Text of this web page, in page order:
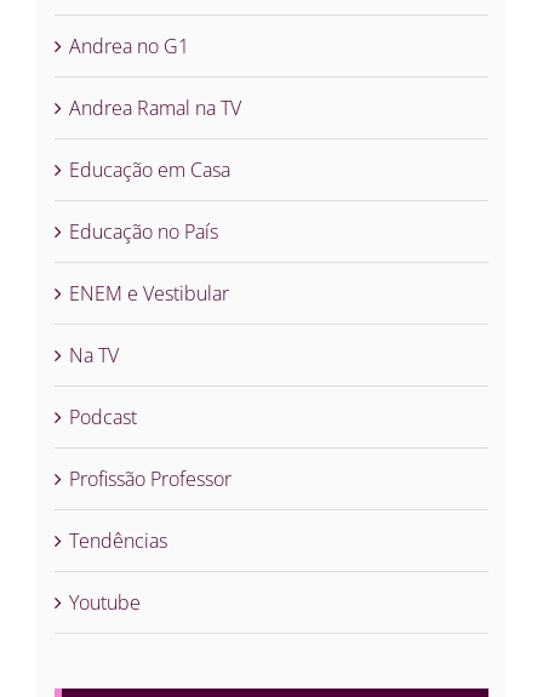
Andrea no G1
Andrea Ramal na TV
Educação em Casa
Educação no País
ENEM e Vestibular
Na TV
Podcast
Profissão Professor
Tendências
Youtube